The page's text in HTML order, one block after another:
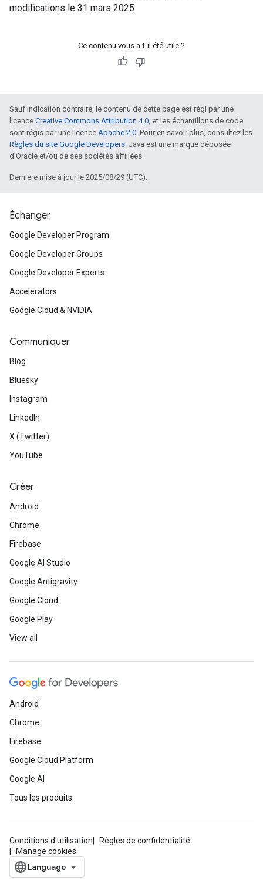
modifications le 31 mars 2025.
Ce contenu vous a-t-il été utile ?
Sauf indication contraire, le contenu de cette page est régi par une
licence Creative Commons Attribution 4.0, et les échantillons de code
sont régis par une licence Apache 2.0. Pour en savoir plus, consultez les
Règles du site Google Developers. Java est une marque déposée
d'Oracle et/ou de ses sociétés affiliées.
Dernière mise à jour le 2025/08/29 (UTC).
Échanger
Google Developer Program
Google Developer Groups
Google Developer Experts
Accelerators
Google Cloud & NVIDIA
Communiquer
Blog
Bluesky
Instagram
LinkedIn
X (Twitter)
YouTube
Créer
Android
Chrome
Firebase
Google AI Studio
Google Antigravity
Google Cloud
Google Play
View all
Android
Chrome
Firebase
Google Cloud Platform
Google AI
Tous les produits
Conditions d'utilisation
Règles de confidentialité
Manage cookies